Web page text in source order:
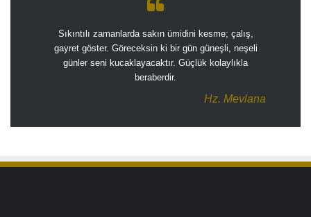
Sıkıntılı zamanlarda sakın ümidini kesme; çalış,
gayret göster. Göreceksin ki bir gün güneşli, neşeli
günler seni kucaklayacaktır. Güçlük kolaylıkla
beraberdir.
Hz. Mevlana